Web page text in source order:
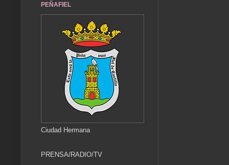
PEÑAFIEL
Ciudad Hermana
PRENSA/RADIO/TV